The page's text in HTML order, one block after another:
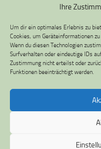
Ihre
Um dir ein optimales Erlebnis zu
Cookies, um Geräteinformationen
Wenn du diesen Technologien
Surfverhalten oder eindeutige IDs
Zustimmung nicht erteilst oder
Funktionen beeinträchtigt werden.
Datenschutzerklärung
Impressum
Cookie-Richtlinie (EU)